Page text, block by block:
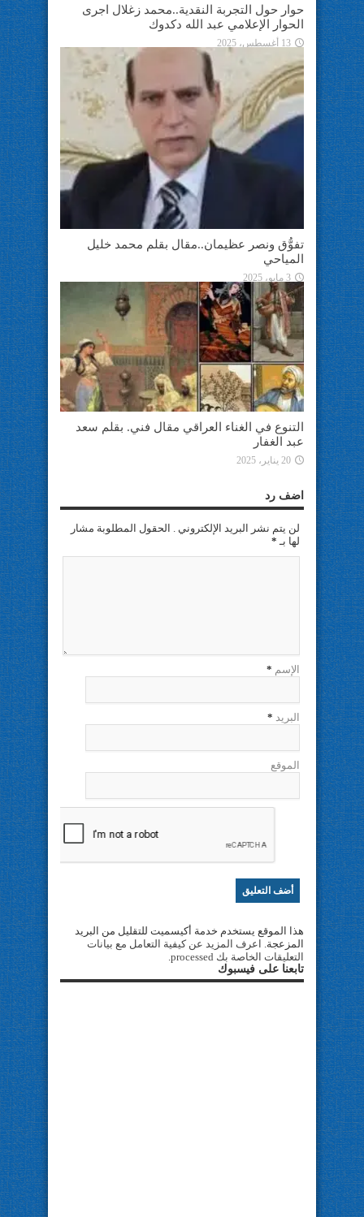
حوار حول التجربة النقدية..محمد زغلال اجرى
الحوار الإعلامي عبد الله دكدوك
13 أغسطس، 2025
تفوُّق ونصر عظيمان..مقال بقلم محمد خليل
المياحي
3 مايو، 2025
التنوع في الغناء العراقي مقال فني. بقلم سعد
عبد الغفار
20 يناير، 2025
اضف رد
لن يتم نشر البريد الإلكتروني . الحقول المطلوبة مشار
لها بـ *
الإسم *
البريد *
الموقع
هذا الموقع يستخدم خدمة أكيسميت للتقليل من البريد
المزعجة. اعرف المزيد عن كيفية التعامل مع بيانات
التعليقات الخاصة بك processed
.
تابعنا على فيسبوك